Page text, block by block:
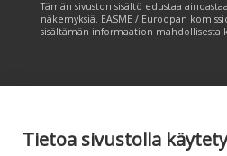
Tietoa sivustolla
Tämän sivuston sisältö edustaa
näkemyksiä. EASME / Euroopan
sisältämän informaation mahdollisesta